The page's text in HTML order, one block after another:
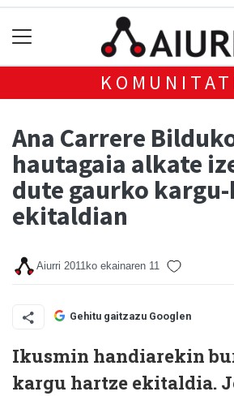
Ana Carrere
hautagaia alkate
dute gaurko
ekitaldian
Aiurri 2011ko ekainaren 11
Gehitu gaitzazu Googlen
Ikusmin handiarekin
kargu hartze ekitaldia.